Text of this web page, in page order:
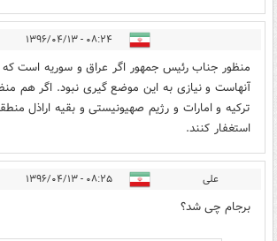
۰۸:۲۴ - ۱۳۹۶/۰۴/۱۳
منظور جناب رئیس جمهور اگر عراق و سوریه است
آنهاست و نیازی به این موضع گیری نبود. اگر هم
ترکیه و امارات و رژیم صهیونیستی و بقیه اراذل
استغفار کنند.
علی ۰۸:۲۵ - ۱۳۹۶/۰۴/۱۳
برجام چی شد؟